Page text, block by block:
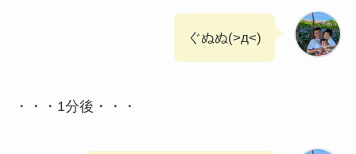
ぐぬぬ(>д<)
・・・1分後・・・